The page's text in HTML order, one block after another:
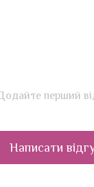
перший
Написати